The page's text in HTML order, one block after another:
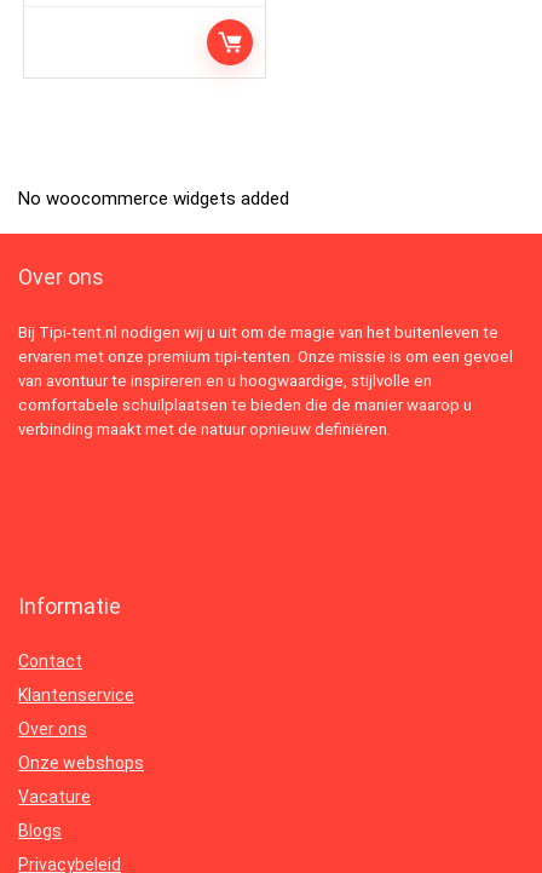
No woocommerce widgets added
Over ons
Bij Tipi-tent.nl nodigen wij u uit om de magie van het buitenleven te
ervaren met onze premium tipi-tenten. Onze missie is om een gevoel
van avontuur te inspireren en u hoogwaardige, stijlvolle en
comfortabele schuilplaatsen te bieden die de manier waarop u
verbinding maakt met de natuur opnieuw definiëren.
Informatie
Contact
Klantenservice
Over ons
Onze webshops
Vacature
Blogs
Privacybeleid